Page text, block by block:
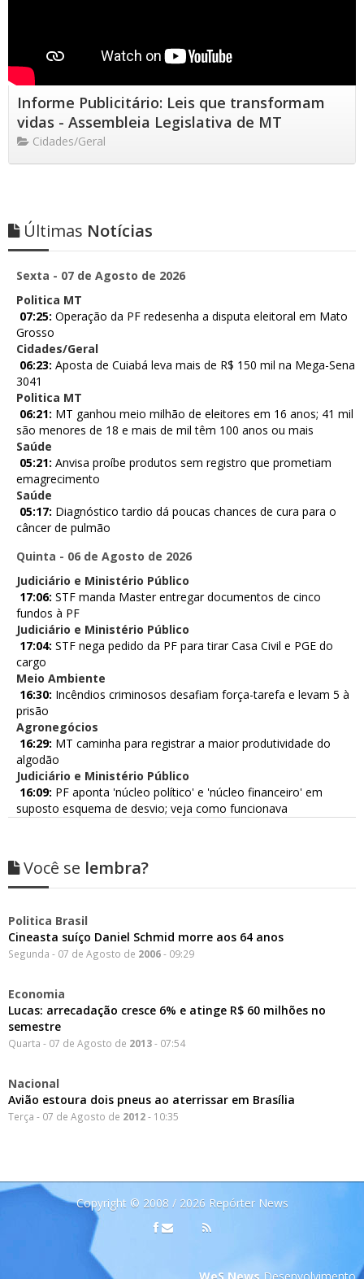
Informe Publicitário: Leis que transformam
vidas - Assembleia Legislativa de MT
Cidades/Geral
Últimas Notícias
Sexta - 07 de Agosto de 2026
Politica MT
07:25: Operação da PF redesenha a disputa eleitoral em Mato
Grosso
Cidades/Geral
06:23: Aposta de Cuiabá leva mais de R$ 150 mil na Mega-Sena
3041
Politica MT
06:21: MT ganhou meio milhão de eleitores em 16 anos; 41 mil
são menores de 18 e mais de mil têm 100 anos ou mais
Saúde
05:21: Anvisa proíbe produtos sem registro que prometiam
emagrecimento
Saúde
05:17: Diagnóstico tardio dá poucas chances de cura para o
câncer de pulmão
Quinta - 06 de Agosto de 2026
Judiciário e Ministério Público
17:06: STF manda Master entregar documentos de cinco
fundos à PF
Judiciário e Ministério Público
17:04: STF nega pedido da PF para tirar Casa Civil e PGE do
cargo
Meio Ambiente
16:30: Incêndios criminosos desafiam força-tarefa e levam 5 à
prisão
Agronegócios
16:29: MT caminha para registrar a maior produtividade do
algodão
Judiciário e Ministério Público
16:09: PF aponta 'núcleo político' e 'núcleo financeiro' em
suposto esquema de desvio; veja como funcionava
Você se lembra?
Politica Brasil
Cineasta suíço Daniel Schmid morre aos 64 anos
Segunda - 07 de Agosto de 2006- 09:29
Economia
Lucas: arrecadação cresce 6% e atinge R$ 60 milhões no
semestre
Quarta - 07 de Agosto de 2013- 07:54
Nacional
Avião estoura dois pneus ao aterrissar em Brasília
Terça - 07 de Agosto de 2012- 10:35
Copyright © 2008 / 2026 Repórter News